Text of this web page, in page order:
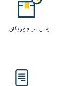
ارسال سریع و رایگان